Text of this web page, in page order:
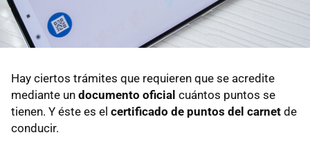
Hay ciertos trámites que requieren que se acredite
mediante un documento oficial cuántos puntos se
tienen. Y éste es el certificado de puntos del carnet de
conducir.